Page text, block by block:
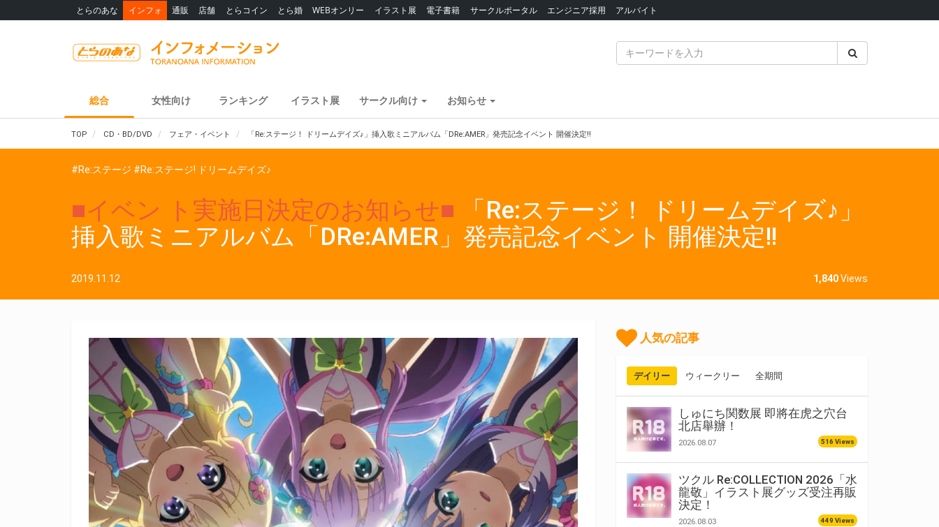
とらのあな インフォ 通販 店舗 とらコイン とら婚 WEBオンリー イラスト展 電子書籍 サークルポータル エンジニア採用 アルバイト
総合 女性向け ランキング イラスト展 サークル向け お知らせ
TOP CD・BD/DVD フェア・イベント 「Re:ステージ！ ドリームデイズ♪」挿入歌ミニアルバム「DRe:AMER」発売記念イベント 開催決定!!
#Re:ステージ #Re:ステージ! ドリームデイズ♪
■イベン ト実施日決定のお知らせ■ 「Re:ステージ！ ドリームデイズ♪」
挿入歌ミニアルバム「DRe:AMER」発売記念イベント 開催決定!!
2019.11.12 1,840Views
人気の記事
デイリー ウィークリー 全期間
しゅにち関数展 即將在虎之穴台
北店舉辦！
2026.08.07 516 Views
ツクル Re:COLLECTION 2026「水
龍敬」イラスト展グッズ受注再販
決定！
2026.08.03 449 Views